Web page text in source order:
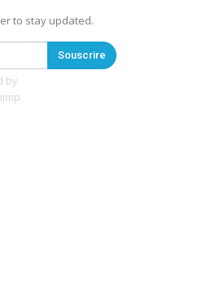
to stay updated.
Souscrire
by